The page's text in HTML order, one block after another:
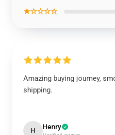
★☆☆☆☆
Amazing buying journey,
shipping.
H Henry